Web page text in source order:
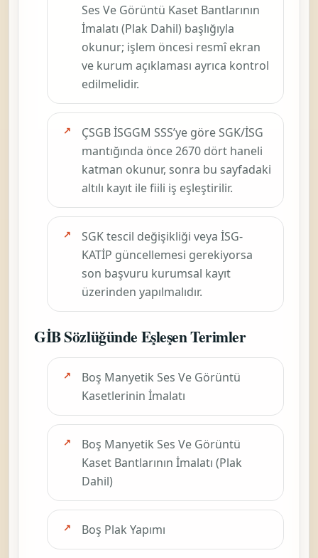
Ses Ve Görüntü Kaset Bantlarının
İmalatı (Plak Dahil) başlığıyla
okunur; işlem öncesi resmî ekran
ve kurum açıklaması ayrıca kontrol
edilmelidir.
ÇSGB İSGGM SSS’ye göre SGK/İSG
mantığında önce2670 dört haneli
katman okunur, sonra bu sayfadaki
altılı kayıt ile fiili iş eşleştirilir.
SGK tescil değişikliği veya İSG-
KATİP güncellemesi gerekiyorsa
son başvuru kurumsal kayıt
üzerinden yapılmalıdır.
GİB Sözlüğünde Eşleşen Terimler
Boş Manyetik Ses Ve Görüntü
Kasetlerinin İmalatı
Boş Manyetik Ses Ve Görüntü
Kaset Bantlarının İmalatı (Plak
Dahil)
Boş Plak Yapımı